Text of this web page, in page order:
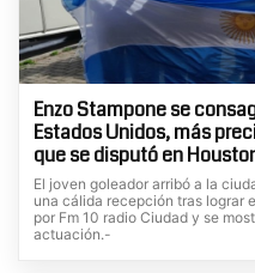
Enzo Stampone se
Estados Unidos, más
que se disputó en
El joven goleador arribó a la
una cálida recepción tras lograr
por Fm 10 radio Ciudad y se
actuación.-